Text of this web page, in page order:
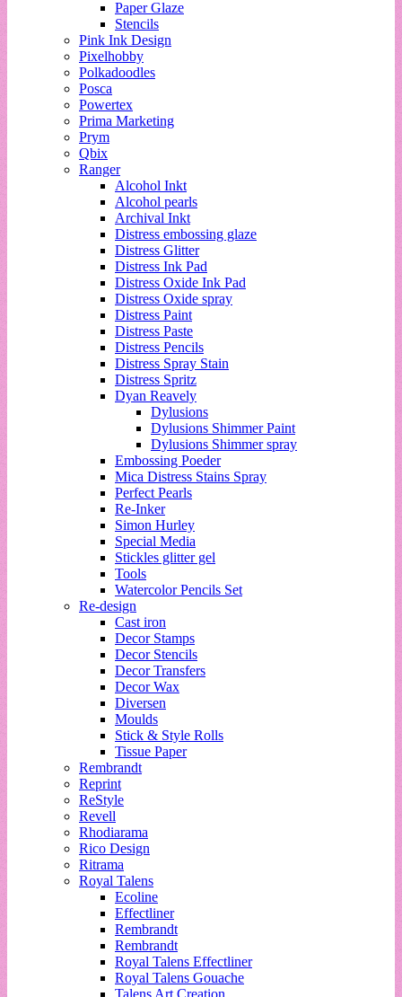
Paper Glaze
Stencils
Pink Ink Design
Pixelhobby
Polkadoodles
Posca
Powertex
Prima Marketing
Prym
Qbix
Ranger
Alcohol Inkt
Alcohol pearls
Archival Inkt
Distress embossing glaze
Distress Glitter
Distress Ink Pad
Distress Oxide Ink Pad
Distress Oxide spray
Distress Paint
Distress Paste
Distress Pencils
Distress Spray Stain
Distress Spritz
Dyan Reavely
Dylusions
Dylusions Shimmer Paint
Dylusions Shimmer spray
Embossing Poeder
Mica Distress Stains Spray
Perfect Pearls
Re-Inker
Simon Hurley
Special Media
Stickles glitter gel
Tools
Watercolor Pencils Set
Re-design
Cast iron
Decor Stamps
Decor Stencils
Decor Transfers
Decor Wax
Diversen
Moulds
Stick & Style Rolls
Tissue Paper
Rembrandt
Reprint
ReStyle
Revell
Rhodiarama
Rico Design
Ritrama
Royal Talens
Ecoline
Effectliner
Rembrandt
Rembrandt
Royal Talens Effectliner
Royal Talens Gouache
Talens Art Creation